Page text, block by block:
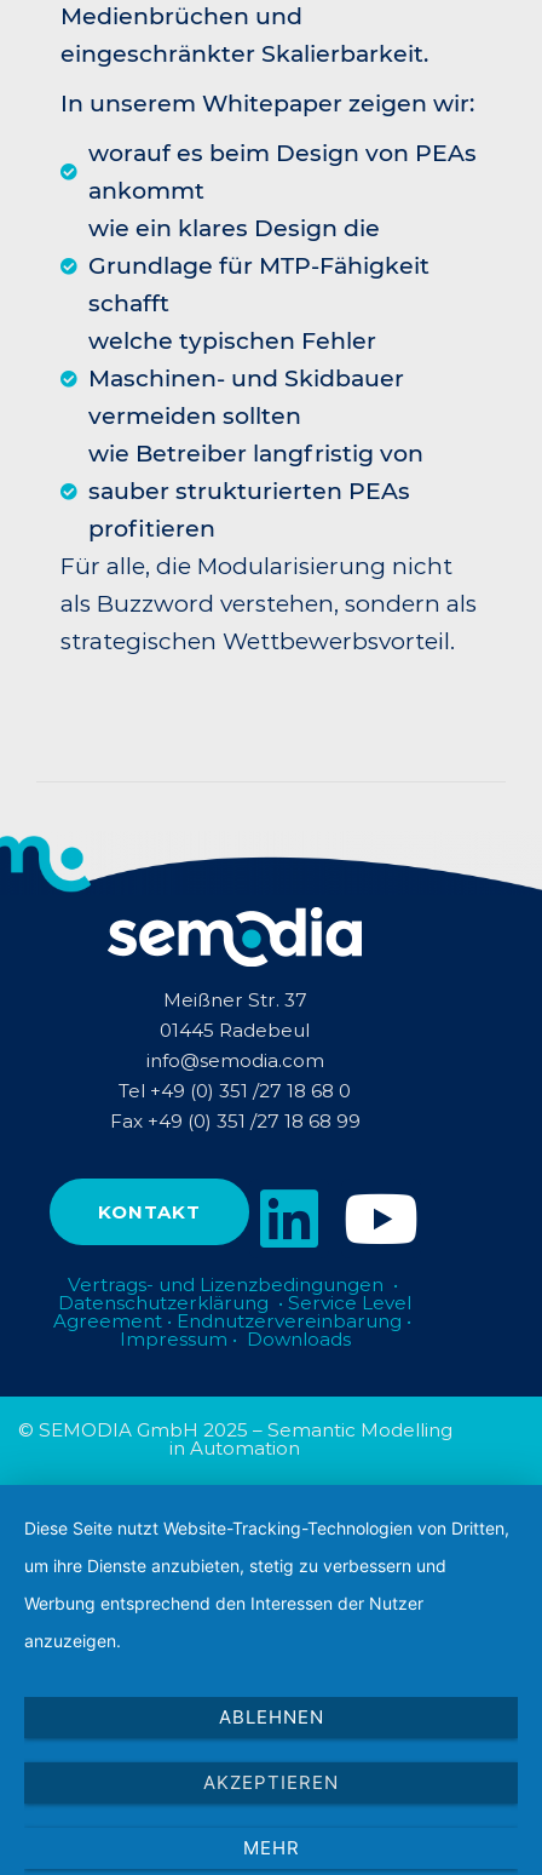
Medienbrüchen und
eingeschränkter Skalierbarkeit.
In unserem Whitepaper zeigen wir:
worauf es beim Design von PEAs
ankommt
wie ein klares Design die
Grundlage für MTP-Fähigkeit
schafft
welche typischen Fehler
Maschinen- und Skidbauer
vermeiden sollten
wie Betreiber langfristig von
sauber strukturierten PEAs
profitieren
Für alle, die Modularisierung nicht
als Buzzword verstehen, sondern als
strategischen Wettbewerbsvorteil.
Meißner Str. 37
01445 Radebeul
info@semodia.com
Tel +49 (0) 351 /27 18 68 0
Fax +49 (0) 351 /27 18 68 99
KONTAKT
Vertrags- und Lizenzbedingungen •
Datenschutzerklärung • Service Level
Agreement • Endnutzervereinbarung •
Impressum • Downloads
© SEMODIA GmbH 2025 – Semantic Modelling
in Automation
Diese Seite nutzt Website-Tracking-Technologien von Dritten,
um ihre Dienste anzubieten, stetig zu verbessern und
Werbung entsprechend den Interessen der Nutzer
anzuzeigen.
ABLEHNEN
AKZEPTIEREN
MEHR